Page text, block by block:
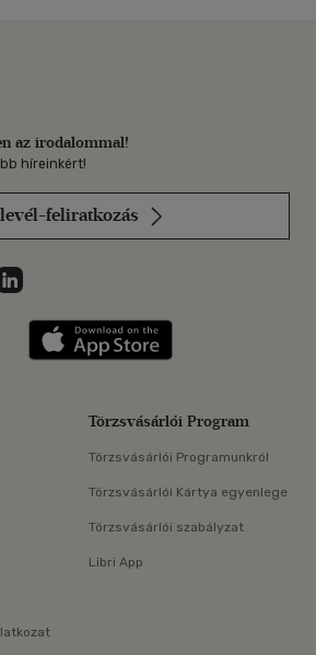
az irodalommal!
híreinkért!
feliratkozás
on
az Instagramon
Libri a LinkedInen
Libri applikáció Szerezd meg: Google
Törzsvásárlói Program
Törzsvásárlói Programunkról
Törzsvásárlói Kártya egyenlege
Törzsvásárlói szabályzat
Libri App